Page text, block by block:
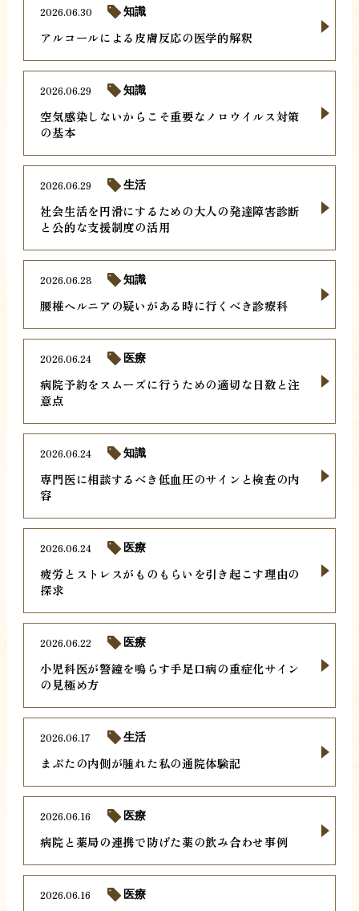
アルコールによる皮膚反応の医学的解釈
2026.06.30 知識
空気感染しないからこそ重要なノロウイルス対策
の基本
2026.06.29 知識
社会生活を円滑にするための大人の発達障害診断
と公的な支援制度の活用
2026.06.29 生活
腰椎ヘルニアの疑いがある時に行くべき診療科
2026.06.28 知識
病院予約をスムーズに行うための適切な日数と注
意点
2026.06.24 医療
専門医に相談するべき低血圧のサインと検査の内
容
2026.06.24 知識
疲労とストレスがものもらいを引き起こす理由の
探求
2026.06.24 医療
小児科医が警鐘を鳴らす手足口病の重症化サイン
の見極め方
2026.06.22 医療
まぶたの内側が腫れた私の通院体験記
2026.06.17 生活
病院と薬局の連携で防げた薬の飲み合わせ事例
2026.06.16 医療
2026.06.16 医療